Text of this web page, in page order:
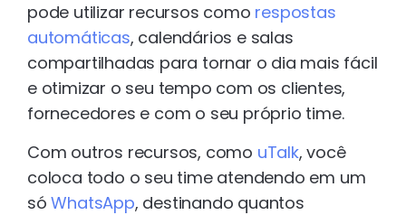
pode utilizar recursos como respostas
automáticas, calendários e salas
compartilhadas para tornar o dia mais fácil
e otimizar o seu tempo com os clientes,
fornecedores e com o seu próprio time.
Com outros recursos, como uTalk, você
coloca todo o seu time atendendo em um
sóWhatsApp, destinando quantos